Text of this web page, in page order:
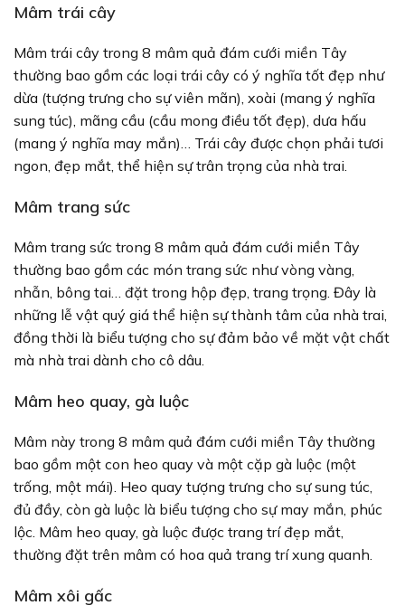
Mâm trái cây
Mâm trái cây trong 8 mâm quả đám cưới miền Tây
thường bao gồm các loại trái cây có ý nghĩa tốt đẹp như
dừa (tượng trưng cho sự viên mãn), xoài (mang ý nghĩa
sung túc), mãng cầu (cầu mong điều tốt đẹp), dưa hấu
(mang ý nghĩa may mắn)… Trái cây được chọn phải tươi
ngon, đẹp mắt, thể hiện sự trân trọng của nhà trai.
Mâm trang sức
Mâm trang sức trong 8 mâm quả đám cưới miền Tây
thường bao gồm các món trang sức như vòng vàng,
nhẫn, bông tai… đặt trong hộp đẹp, trang trọng. Đây là
những lễ vật quý giá thể hiện sự thành tâm của nhà trai,
đồng thời là biểu tượng cho sự đảm bảo về mặt vật chất
mà nhà trai dành cho cô dâu.
Mâm heo quay, gà luộc
Mâm này trong 8 mâm quả đám cưới miền Tây thường
bao gồm một con heo quay và một cặp gà luộc (một
trống, một mái). Heo quay tượng trưng cho sự sung túc,
đủ đầy, còn gà luộc là biểu tượng cho sự may mắn, phúc
lộc. Mâm heo quay, gà luộc được trang trí đẹp mắt,
thường đặt trên mâm có hoa quả trang trí xung quanh.
Mâm xôi gấc